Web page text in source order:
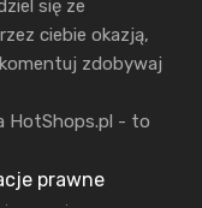
się ze
ciebie okazją,
zdobywaj
HotShops.pl - to
prawne